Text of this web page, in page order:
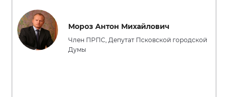
Мороз Антон Михайлович
Член ПРПС, Депутат Псковской городской
Думы